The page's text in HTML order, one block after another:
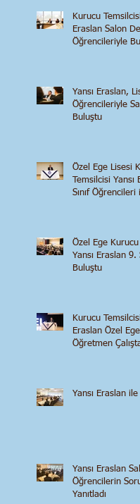
Kurucu
Eraslan Salon
Öğrencileriyle
Yansı Eraslan,
Öğrencileriyle
Buluştu
Özel Ege Lisesi
Temsilcisi
Sınıf
Özel Ege
Yansı Eraslan 9.
Buluştu
Kurucu
Eraslan Özel
Öğretmen
Yansı Eraslan ile
Yansı Eraslan
Öğrencilerin
Yanıtladı